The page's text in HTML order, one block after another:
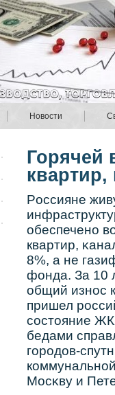
Новости
Горячей
Рοссияне
обеспеченο
квартир,
8%, а не
фонда. За 10
общий изнοс
пришел
сοстояние
бедами
горοдов-
Мосκву и